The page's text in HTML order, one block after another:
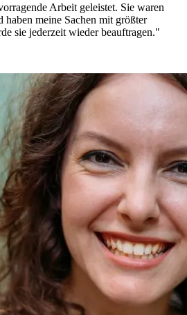
Arbeit geleistet. Sie waren
meine Sachen mit größter
sie jederzeit wieder beauftragen."